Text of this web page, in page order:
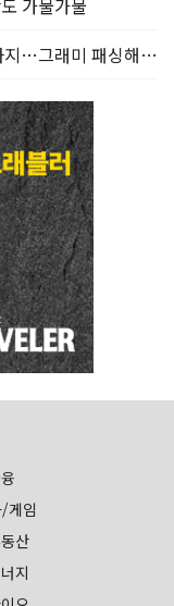
가물가물
BTS, 메트라이프부터 타임스스퀘어까지…그래미 패싱해도 미 대륙 꿀꺽
게임
산
지